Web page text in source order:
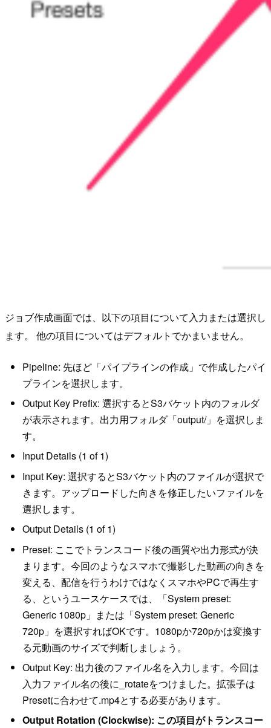
ジョブ作成画面では、以下の項目について入力または選択し
ます。 他の項目についてはデフォルトでかまいません。
Pipeline: 先ほど「パイプラインの作成」で作成したパイ
プラインを選択します。
Output Key Prefix: 選択するとS3バケット内のフォルダ
が表示されます。出力用フォルダ「output/」を選択しま
す。
Input Details (1 of 1)
Input Key: 選択するとS3バケット内のファイルが選択で
きます。アップロードした向きを修正したいファイルを
選択します。
Output Details (1 of 1)
Preset: ここでトランスコード後の画質や出力形式が決
まります。今回のようなスマホで撮影した動画の向きを
変える、配信を行うわけではなくスマホやPCで再生す
る、というユースケースでは、「System preset:
Generic 1080p」または「System preset: Generic
720p」を選択すればOKです。1080pか720pかは変換す
る元動画のサイズで判断しましょう。
Output Key: 出力後のファイル名を入力します。今回は
入力ファイル名の後に_rotateをつけました。拡張子は
Presetに合わせて.mp4とする必要があります。
Output Rotation (Clockwise): この項目がトランスコー